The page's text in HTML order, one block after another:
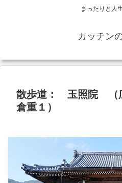
まったりと人
カッチン
散歩道： 玉照院 （
倉重１）